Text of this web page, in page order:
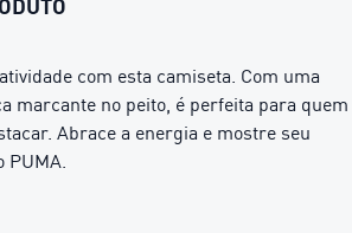
com esta camiseta. Com uma
marcante no peito, é perfeita para quem
Abrace a energia e mostre seu